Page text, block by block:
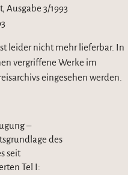
Ausgabe 3/1993
leider nicht mehr lieferbar. In
vergriffene Werke im
eingesehen werden.
–
des
seit
Tel I: